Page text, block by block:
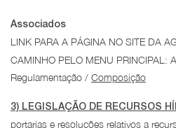
Associados
LINK PARA A PÁGINA NO SITE DA
CAMINHO PELO MENU PRINCIPAL:
Regulamentação / Composição
3) LEGISLAÇÃO DE RECURSOS
portarias e resoluções relativos a